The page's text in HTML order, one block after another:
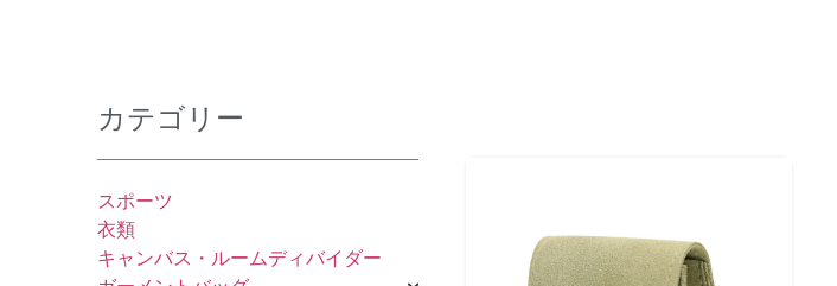
カテゴリー
スポーツ
衣類
キャンバス・ルームディバイダー